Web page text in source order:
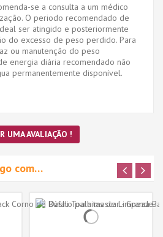
se a consulta a um médico
O periodo recomendado de
ser atingido e posteriormente
do excesso de peso perdido. Para
ou manutenção do peso
energia diária recomendado não
permanentemente disponível.
UMA AVALIAÇÃO !
com…